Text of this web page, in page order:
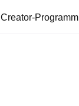
Creator-Programm